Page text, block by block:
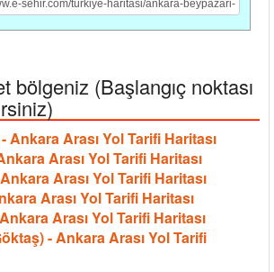
bölgeniz (Başlangıç noktası
Arası Yol Tarifi Haritası
Arası Yol Tarifi Haritası
Arası Yol Tarifi Haritası
Arası Yol Tarifi Haritası
Arası Yol Tarifi Haritası
- Ankara Arası Yol Tarifi